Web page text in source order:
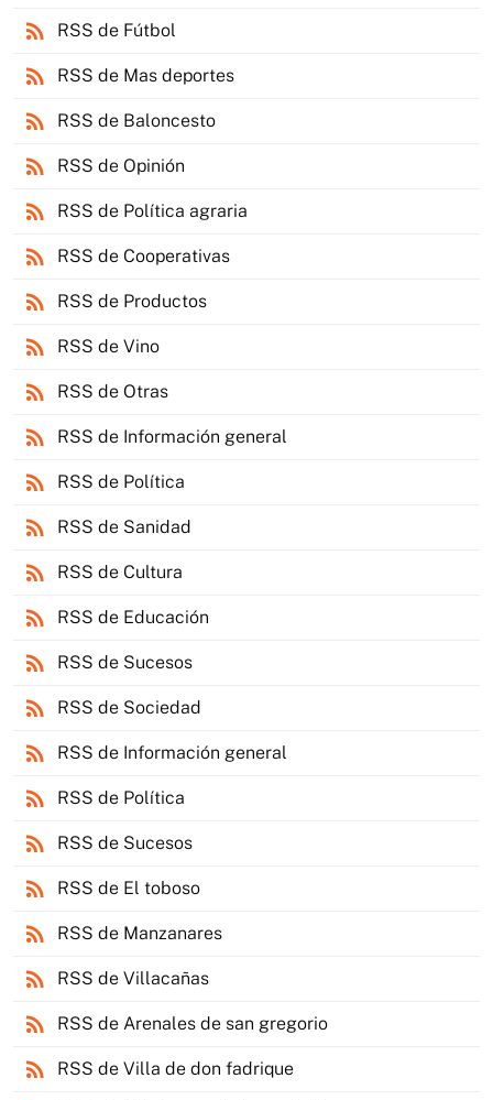
rss_feed RSS de Fútbol
rss_feed RSS de Mas deportes
rss_feed RSS de Baloncesto
rss_feed RSS de Opinión
rss_feed RSS de Política agraria
rss_feed RSS de Cooperativas
rss_feed RSS de Productos
rss_feed RSS de Vino
rss_feed RSS de Otras
rss_feed RSS de Información general
rss_feed RSS de Política
rss_feed RSS de Sanidad
rss_feed RSS de Cultura
rss_feed RSS de Educación
rss_feed RSS de Sucesos
rss_feed RSS de Sociedad
rss_feed RSS de Información general
rss_feed RSS de Política
rss_feed RSS de Sucesos
rss_feed RSS de El toboso
rss_feed RSS de Manzanares
rss_feed RSS de Villacañas
rss_feed RSS de Arenales de san gregorio
rss_feed RSS de Villa de don fadrique